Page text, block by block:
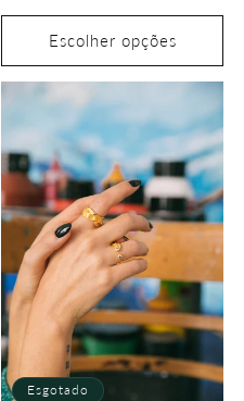
normal
Escolher opções
Esgotado